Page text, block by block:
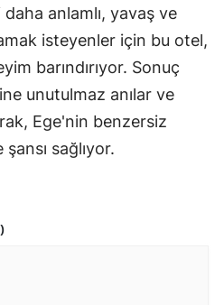
anlamlı, yavaş ve
isteyenler için bu otel,
barındırıyor. Sonuç
unutulmaz anılar ve
Ege'nin benzersiz
sağlıyor.